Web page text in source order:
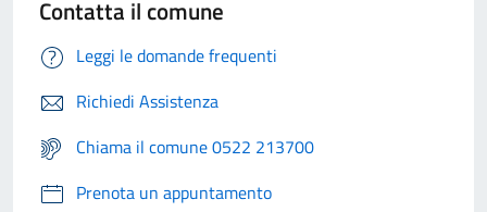
Contatta il comune
Leggi le domande frequenti
Richiedi Assistenza
Chiama il comune 0522 213700
Prenota un appuntamento